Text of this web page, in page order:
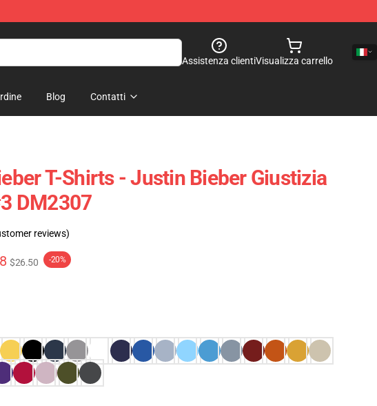
Assistenza clientiVisualizza carrello
Blog Contatti
T-Shirts - Justin Bieber Giustizia
DM2307
reviews)
$26.50 -20%